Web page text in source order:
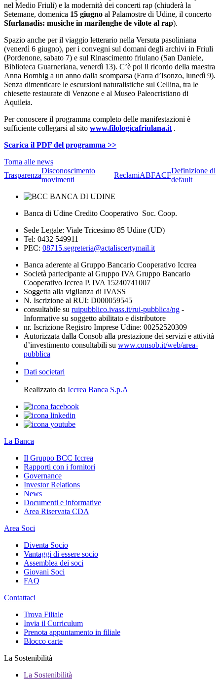
nel Medio Friuli) e la modernità dei concerti rap (chiuderà la
Setemane, domenica 15 giugno al Palamostre di Udine, il concerto
Sfurlanadis: musiche in marilenghe de vilote al rap).
Spazio anche per il viaggio letterario nella Versuta pasoliniana
(venerdì 6 giugno), per i convegni sul domani degli archivi in Friuli
(Pordenone, sabato 7) e sul Rinascimento friulano (San Daniele,
Biblioteca Guarneriana, venerdì 13). C’è poi il ricordo della maestra
Anna Bombig a un anno dalla scomparsa (Farra d’Isonzo, lunedì 9).
Senza dimenticare le escursioni naturalistiche sul Cellina, tra le
chiesette restaurate di Venzone e al Museo Paleocristiano di
Aquileia.
Per conoscere il programma completo delle manifestazioni è
sufficiente collegarsi al sito www.filologicafriulana.it .
Scarica il PDF del programma >>
Torna alle news
Trasparenza
Disconoscimento
movimenti
ReclamiABFACF
Definizione di
default
Banca di Udine Credito Cooperativo Soc. Coop.
Sede Legale: Viale Tricesimo 85 Udine (UD)
Tel: 0432 549911
PEC: 08715.segreteria@actaliscertymail.it
Banca aderente al Gruppo Bancario Cooperativo Iccrea
Società partecipante al Gruppo IVA Gruppo Bancario
Cooperativo Iccrea P. IVA 15240741007
Soggetta alla vigilanza di IVASS
N. Iscrizione al RUI: D000059545
consultabile su ruipubblico.ivass.it/rui-pubblica/ng -
Informative su soggetto abilitato e distributore
nr. Iscrizione Registro Imprese Udine: 00252520309
Autorizzata dalla Consob alla prestazione dei servizi e attività
d’investimento consultabili su www.consob.it/web/area-
pubblica
Dati societari
Realizzato da Iccrea Banca S.p.A
La Banca
Il Gruppo BCC Iccrea
Rapporti con i fornitori
Governance
Investor Relations
News
Documenti e informative
Area Riservata CDA
Area Soci
Diventa Socio
Vantaggi di essere socio
Assemblea dei soci
Giovani Soci
FAQ
Contattaci
Trova Filiale
Invia il Curriculum
Prenota appuntamento in filiale
Blocco carte
La Sostenibilità
La Sostenibilità